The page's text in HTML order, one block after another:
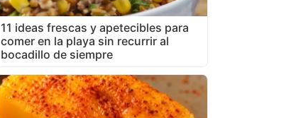
11 ideas frescas y apetecibles para
comer en la playa sin recurrir al
bocadillo de siempre